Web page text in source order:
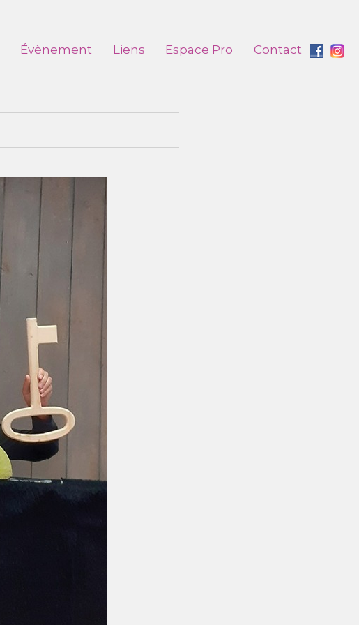
Évènement Liens Espace Pro Contact